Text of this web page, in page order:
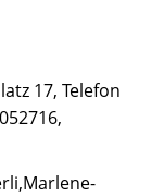
17, Telefon